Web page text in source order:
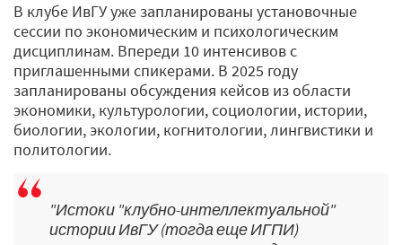
В клубе ИвГУ уже запланированы установочные
сессии по экономическим и психологическим
дисциплинам. Впереди 10 интенсивов с
приглашенными спикерами. В 2025 году
запланированы обсуждения кейсов из области
экономики, культурологии, социологии, истории,
биологии, экологии, когнитологии, лингвистики и
политологии.
"Истоки "клубно-интеллектуальной"
истории ИвГУ (тогда еще ИГПИ)